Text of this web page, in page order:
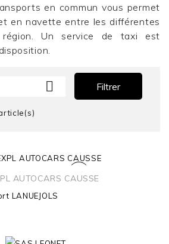
en commun vous permet
en navette entre les différentes
Un service de taxi est
 Filtrer
AUTOCARS CAUSSE
LANUEJOLS